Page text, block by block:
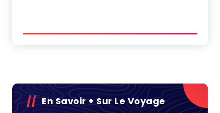
En Savoir + Sur Le Voyage